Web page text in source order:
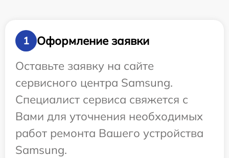
1
Оформление заявки
Оставьте заявку на сайте
сервисного центра Samsung.
Специалист сервиса свяжется с
Вами для уточнения необходимых
работ ремонта Вашего устройства
Samsung.